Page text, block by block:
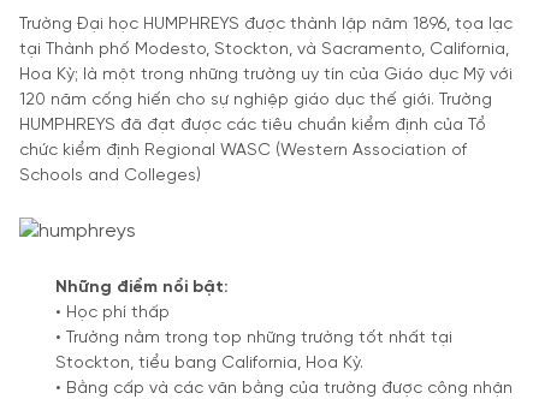
Trường Đại học HUMPHREYS được thành lập năm 1896, tọa lạc
tại Thành phố Modesto, Stockton, và Sacramento, California,
Hoa Kỳ; là một trong những trường uy tín của Giáo dục Mỹ với
120 năm cống hiến cho sự nghiệp giáo dục thế giới. Trường
HUMPHREYS đã đạt được các tiêu chuẩn kiểm định của Tổ
chức kiểm định Regional WASC (Western Association of
Schools and Colleges)
Những điểm nổi bật:
• Học phí thấp
• Trường nằm trong top những trường tốt nhất tại
Stockton, tiểu bang California, Hoa Kỳ.
• Bằng cấp và các văn bằng của trường được công nhận